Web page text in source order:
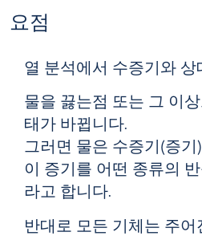
요점
열 분석에서 수증기와 상
물을 끓는점 또는 그 이
태가 바뀝니다.
그러면 물은 수증기(증
이 증기를 어떤 종류의
라고 합니다.
반대로 모든 기체는 주